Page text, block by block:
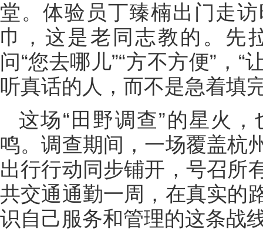
堂。体验员丁臻楠出门走
巾，这是老同志教的。先
问“您去哪儿”“方不方便”，
听真话的人，而不是急着填
这场“田野调查”的星火
鸣。调查期间，一场覆盖杭
出行行动同步铺开，号召所
共交通通勤一周，在真实的
识自己服务和管理的这条战